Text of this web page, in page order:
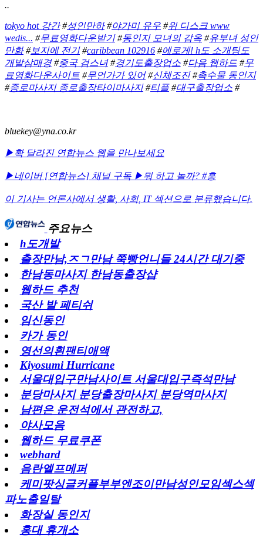
..
tokyo hot 강간#성인만하#야가미 유우 #위 디스크 www
wedis... #무료영화다운받기#동인지 모녀의 감옥 #유부녀 성인
만화#보지에 전기#caribbean 102916 #에로게! h도 소개팅도
개발삼매경#중국 검스녀#경기도출장업소 #다음 웹하드 #무
료영화다운사이트 #무언가가 있어#신체조진#촉수물 동인지
#종로마사지 종로출장타이마사지#티플#대구출장업소 #
bluekey@yna.co.kr
▶확 달라진 연합뉴스 웹을 만나보세요
▶네이버 [연합뉴스] 채널 구독 ▶뭐 하고 놀까? #흥
이 기사는 언론사에서 생활, 사회, IT섹션으로 분류했습니다.
주요뉴스
h도개발
출장만남,ㅈㄱ만남 쭉빵언니들 24시간 대기중
한남동마사지 한남동출장샵
웹하드 추천
국산 발 페티쉬
임신동인
카가 동인
영선의흰팬티애액
Kiyosumi Hurricane
서울대입구만남사이트 서울대입구즉석만남
분당마사지 분당출장마사지 분당역마사지
남편은 운전석에서 관전하고,
야사모음
웹하드 무료쿠폰
webhard
음란엘프메퍼
케미팟싱글커플부부엔조이만남성인모임섹스섹
파노출일탈
화장실 동인지
홍대 휴개소